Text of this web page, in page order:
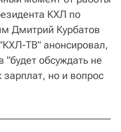
КХЛ по
Дмитрий Курбатов
ТВ" анонсировал,
"будет обсуждать не
зарплат, но и вопрос